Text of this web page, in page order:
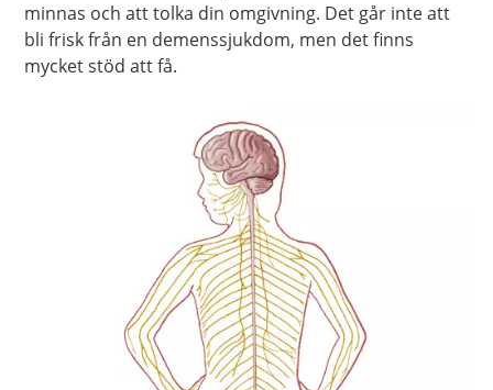
minnas och att tolka din omgivning. Det går inte att
bli frisk från en demenssjukdom, men det finns
mycket stöd att få.